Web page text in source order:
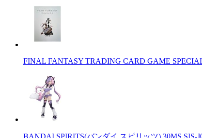
FINAL FANTASY TRADING CARD GAME
BANDAI SPIRITS(バンダイ スピリッツ) 30MS SIS-